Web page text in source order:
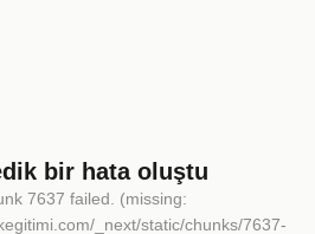
bir hata oluştu
7637 failed. (missing:
_next/static/chunks/7637-